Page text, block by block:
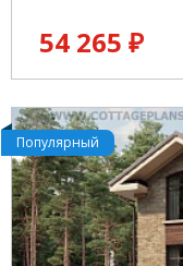
54 265 ₽
Популярный